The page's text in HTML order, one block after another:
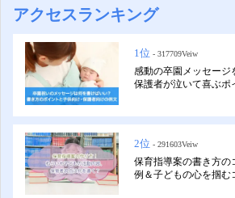
アクセスランキング
1位 - 317709Veiw
感動の卒園メッセージ
保護者が泣いて喜ぶポ
2位 - 291603Veiw
保育指導案の書き方の
例＆子どもの心を掴む